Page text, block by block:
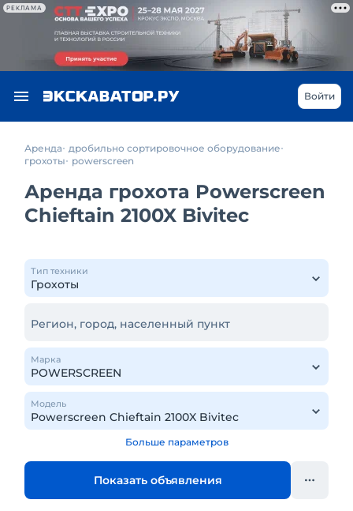
РЕКЛАМА
Войти
Аренда дробильно сортировочное оборудование
грохоты
powerscreen
Аренда грохота Powerscreen
Chieftain 2100X Bivitec
Тип техники
Регион, город, населенный пункт
Марка
Модель
Больше параметров
Показать объявления